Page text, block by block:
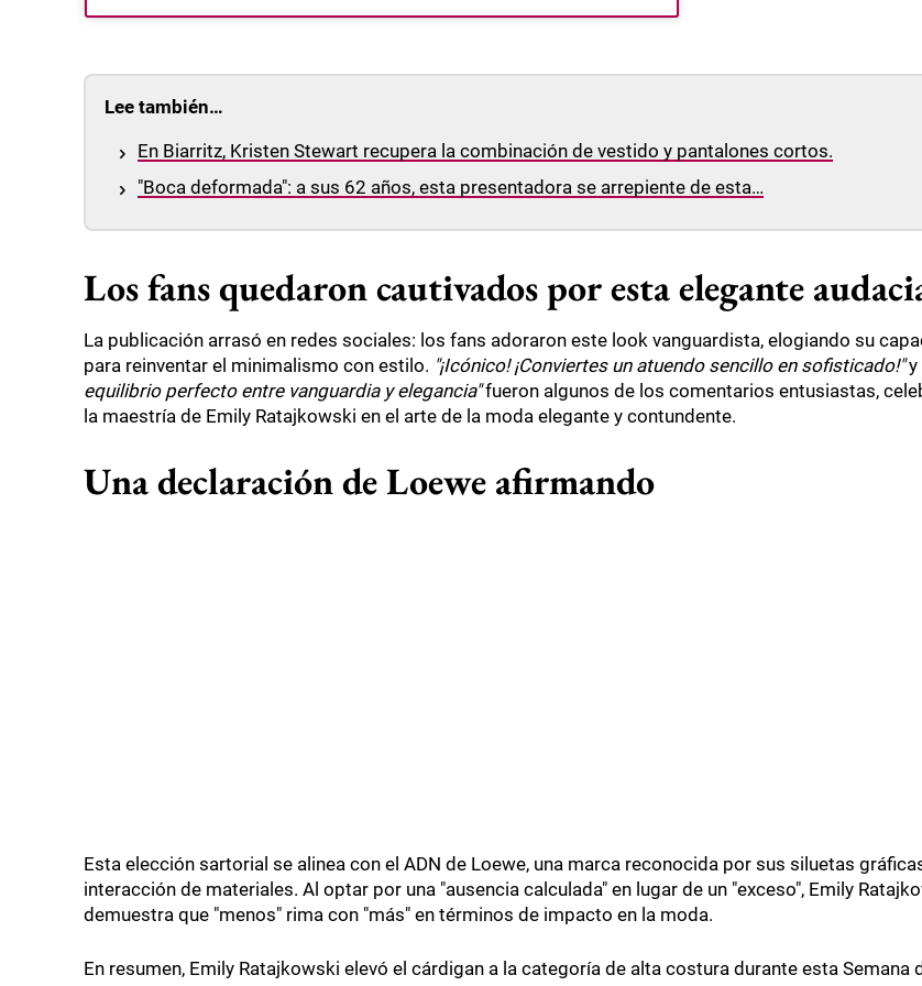
Lee también…
En Biarritz, Kristen Stewart recupera la combinación de vestido y pantalones cortos.
"Boca deformada": a sus 62 años, esta presentadora se arrepiente de esta…
Los fans quedaron cautivados por esta elegante
La publicación arrasó en redes sociales: los fans adoraron este look vanguardista, elogiando su
para reinventar el minimalismo con estilo. "¡Icónico! ¡Conviertes un atuendo sencillo en sofisticado!"y
equilibrio perfecto entre vanguardia y elegancia"fueron algunos de los comentarios entusiastas,
la maestría de Emily Ratajkowski en el arte de la moda elegante y contundente.
Una declaración de Loewe afirmando
Esta elección sartorial se alinea con el ADN de Loewe, una marca reconocida por sus siluetas
interacción de materiales. Al optar por una "ausencia calculada" en lugar de un "exceso", Emily
demuestra que "menos" rima con "más" en términos de impacto en la moda.
En resumen, Emily Ratajkowski elevó el cárdigan a la categoría de alta costura durante esta Semana